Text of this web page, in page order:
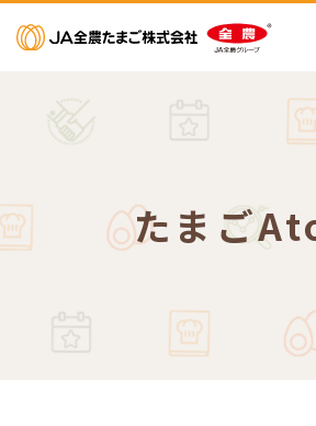
メニューを開く
たまご